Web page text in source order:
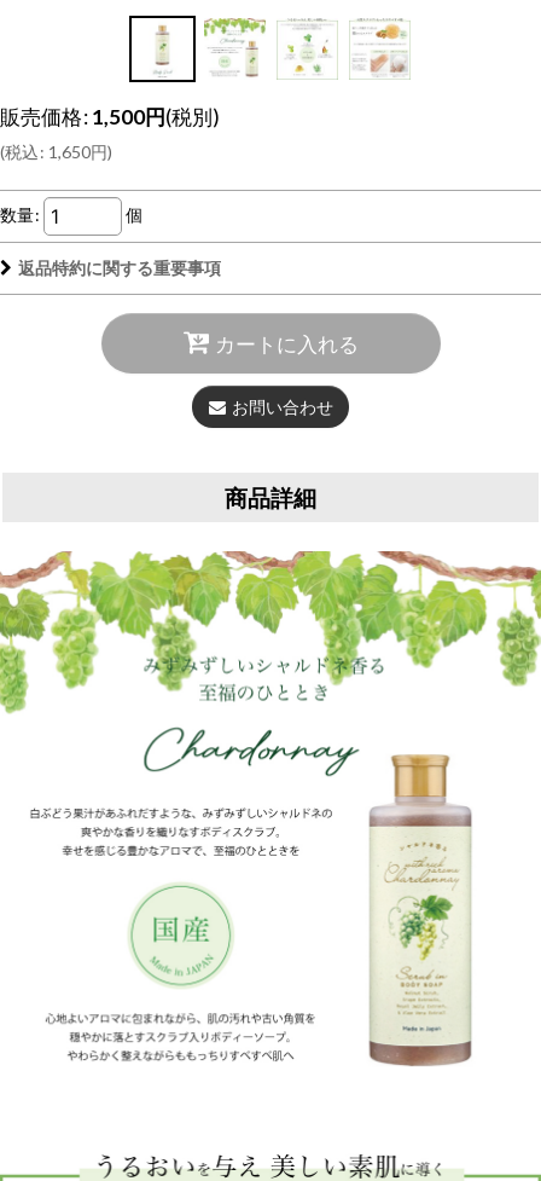
販売価格:1,500円(税別)
(税込: 1,650円)
数量: 個
返品特約に関する重要事項
カートに入れる
お問い合わせ
商品詳細